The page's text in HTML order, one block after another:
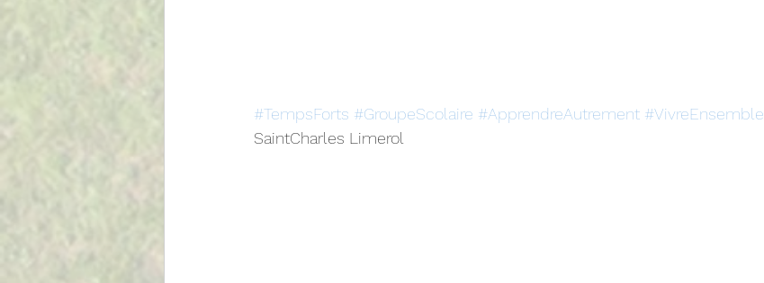
#TempsForts #GroupeScolaire #ApprendreAutrement #VivreEnsemble
SaintCharles Limerol